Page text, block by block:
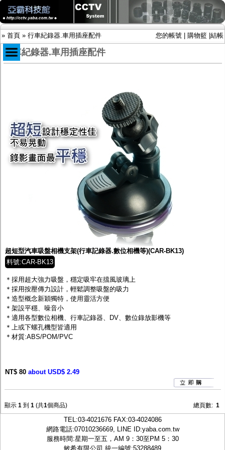
» 首頁 » 行車紀錄器.車用插座配件 您的帳號 購物籃 結帳
AHD半球型(適用屋內)
AHD中小型紅外線攝影機(適用騎樓、室內外)
AHD防護罩型攝影機(適用屋外，紅外線照射
距離遠）
AHD特殊功能型攝影機
視訊轉換設備
雙絞線傳輸器
雜訊改善器
分配放大器
網路線用水晶頭
網路線
懶人線.同軸線.花線
線頭.插座.延長線.HDMI線
集線盒.防水盒.配線盒
變壓器.避雷器
電腦工業機殼
行車紀錄器.車用插座配件
超短型汽車吸盤相機支架(行車記錄器.數位相機等)(CAR-BK13)
料號:CAR-BK13
＊採用超大強力吸盤，穩定吸牢在擋風玻璃上
＊採用按壓傳力設計，輕鬆調整吸盤的吸力
＊造型概念新穎獨特，使用靈活方便
＊架設平穩、噪音小
＊適用各型數位相機、行車記錄器、DV、數位錄放影機等
＊上或下螺孔機型皆適用
＊材質:ABS/POM/PVC
NT$ 80 about USD$ 2.49
顯示 1 到 1 (共1個商品) 總頁數: 1
TEL:03-4021676FAX:03-4024086
網路電話:07010236669, LINE ID:yaba.com.tw
服務時間:星期一至五，AM 9：30至PM 5：30
敏希有限公司 統一編號:53288489